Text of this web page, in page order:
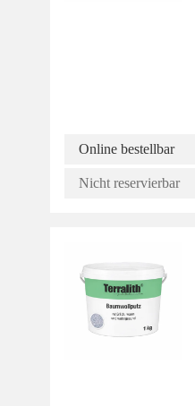
Online bestellbar
Nicht reservierbar